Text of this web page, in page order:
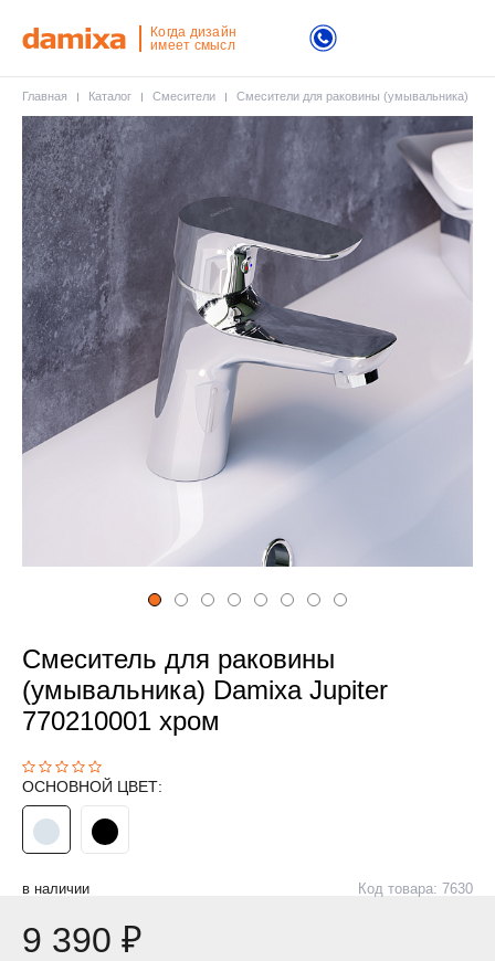
Когда дизайн
имеет смысл
Главная Каталог Смесители Смесители для раковины (умывальника)
Смеситель для раковины
(умывальника) Damixa Jupiter
770210001 хром
ОСНОВНОЙ ЦВЕТ:
Код товара: 7630
в наличии
9 390 ₽